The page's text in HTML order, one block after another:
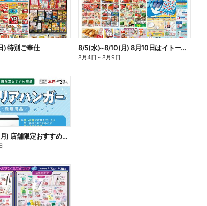
特別ご奉仕 8/5(水)~8/10(月) 8月10日はイトーヨーカドーの日
8月4日 ～8月9日
8/6(木)~8/31(月) 店舗限定おすすめ商品 インテリアハンガー